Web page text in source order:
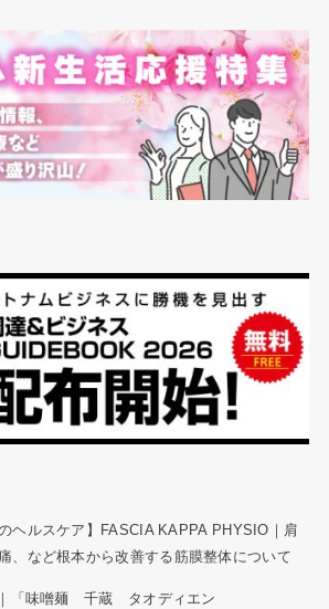
のヘルスケア】FASCIA KAPPA PHYSIO｜肩
、など根本から改善する筋膜整体について
｜「味噌麺 千蔵 タオディエン